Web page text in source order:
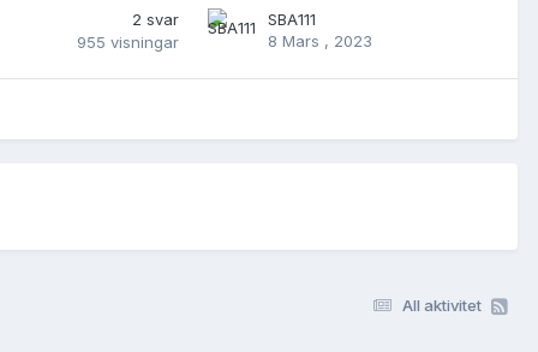
2 svar
955 visningar
SBA111
8 Mars , 2023
All aktivitet